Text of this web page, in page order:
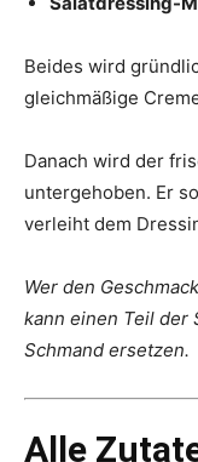
Beides wird
gleichmäßige
Danach wird der
untergehoben. Er
verleiht dem
Wer den
kann einen Teil der
Schmand ersetzen.
Alle